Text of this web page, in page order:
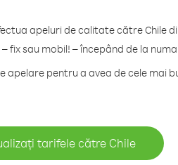
apeluri de calitate către Chile
fix sau mobil! – începând de la
pentru a avea de cele mai
tarifele către Chile